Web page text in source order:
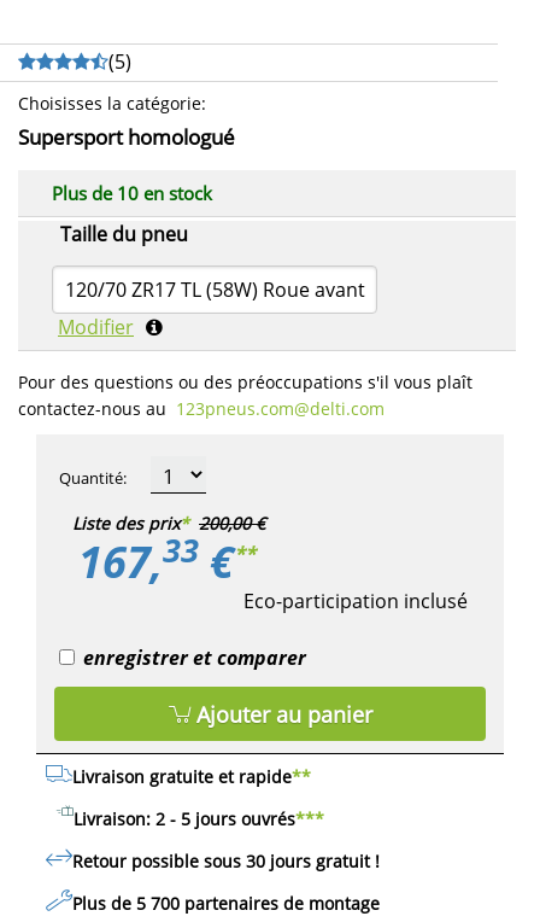
Choisisses la catégorie:
Supersport homologué
Taille du pneu
120/70 ZR17 TL (58W) Roue avant
Modifier
Plus de 10 en stock
(5)
Pour des questions ou des préoccupations s'il vous plaît
contactez-nous au 123pneus.com​@delti.com
Liste des prix* 200,00 €
167,33 €**
Eco-participation inclusé
Livraison gratuite et rapide**
Livraison: 2 - 5 jours ouvrés***
Retour possible sous 30 jours gratuit!
Plus de 5 700 partenaires de montage
Quantité:
enregistrer et comparer
Ajouter au panier